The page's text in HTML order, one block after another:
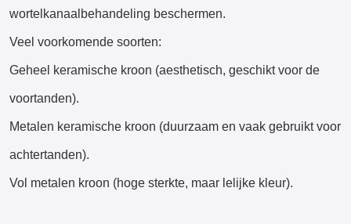
wortelkanaalbehandeling beschermen.
Veel voorkomende soorten:
Geheel keramische kroon (aesthetisch, geschikt voor de
voortanden).
Metalen keramische kroon (duurzaam en vaak gebruikt voor
achtertanden).
Vol metalen kroon (hoge sterkte, maar lelijke kleur).